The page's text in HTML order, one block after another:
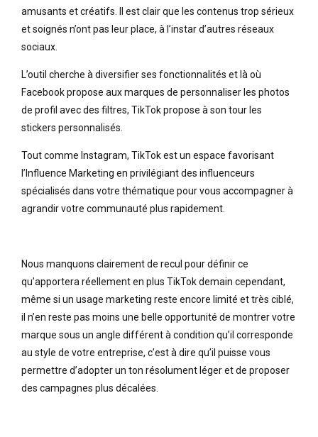
amusants et créatifs. Il est clair que les contenus trop sérieux
et soignés n’ont pas leur place, à l’instar d’autres réseaux
sociaux.
L’outil cherche à diversifier ses fonctionnalités et là où
Facebook propose aux marques de personnaliser les photos
de profil avec des filtres, TikTok propose à son tour les
stickers personnalisés.
Tout comme Instagram, TikTok est un espace favorisant
l’Influence Marketing en privilégiant des influenceurs
spécialisés dans votre thématique pour vous accompagner à
agrandir votre communauté plus rapidement.
Nous manquons clairement de recul pour définir ce
qu’apportera réellement en plus TikTok demain cependant,
même si un usage marketing reste encore limité et très ciblé,
il n’en reste pas moins une belle opportunité de montrer votre
marque sous un angle différent à condition qu’il corresponde
au style de votre entreprise, c’est à dire qu’il puisse vous
permettre d’adopter un ton résolument léger et de proposer
des campagnes plus décalées.